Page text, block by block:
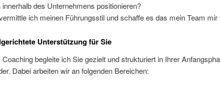
innerhalb des Unternehmens positionieren?
ich meinen Führungsstil und schaffe es das mein Team mir
Unterstützung für Sie
begleite ich Sie gezielt und strukturiert in Ihrer
Dabei arbeiten wir an folgenden Bereichen: